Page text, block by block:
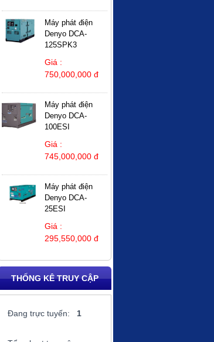
Máy phát điện
Denyo DCA-
125SPK3
Giá :
750,000,000 đ
Máy phát điện
Denyo DCA-
100ESI
Giá :
745,000,000 đ
Máy phát điện
Denyo DCA-
25ESI
Giá :
295,550,000 đ
THỐNG KÊ TRUY CẬP
Đang trực tuyến: 1